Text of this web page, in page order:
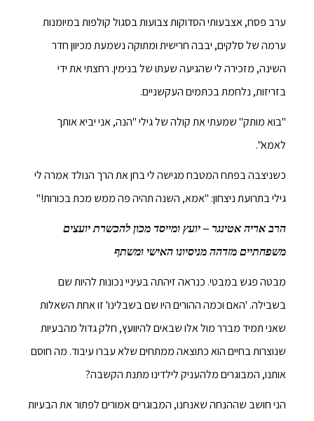
ערב פסח, אצבעותי הסדוקות צבועות בסגול קולפות במיומנות
ערמה של סלקים, יבבה חרישית ומתוקה נשמעת מכיוון חדר
השינה, מזכירה לי שהגיעה שעתו של בנימין. רחצתי את ידי
בזריזות, נלחמת בכתמים העקשניים.
"בוא מותק" שמעתי את קולה של גילי "הנה, אני יביא אותך
לאמא".
כשניצבה בפתח המטבח מגישה לי בחן את הרך הנולד אמרה לי
גילי בתרועת ניצחון: "אמא, השנה תהיה פה ממש מכת בכורות!"
הרב אריה אטינגר – יועץ ומייסד מכון להכשרת יועצים
משפחתיים מזדהה מניסיונו האישי ומשתף
מבטה פגש במבטי. כנראה זיהתה בעיניי נכונות להיות שם
בשבילה. 'האם וכמה ההורים היו שם בשבלינו' זו אחת השאלות
שאני תמיד מברר מול אלו שבאים להיוועץ, חלק גדול מהבעיות
שנוצרות בחיים הוא כתוצאה ממתחים שלא עברו עיבוד. מה חוסם
אותנו, המבוגרים מלהעניק לילדינו מתנת הקשבה?
הני חושב שההנחה שאנחנו, המבוגרים אמורים לפתור את הבעיות